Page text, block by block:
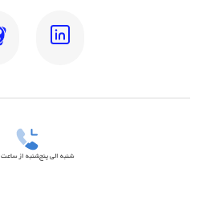
شنبه الی پنج‌شنبه از ساعت 9 صبح